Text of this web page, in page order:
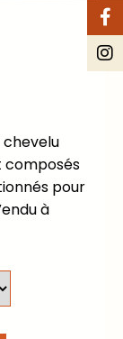
chevelu
composés
pour
à